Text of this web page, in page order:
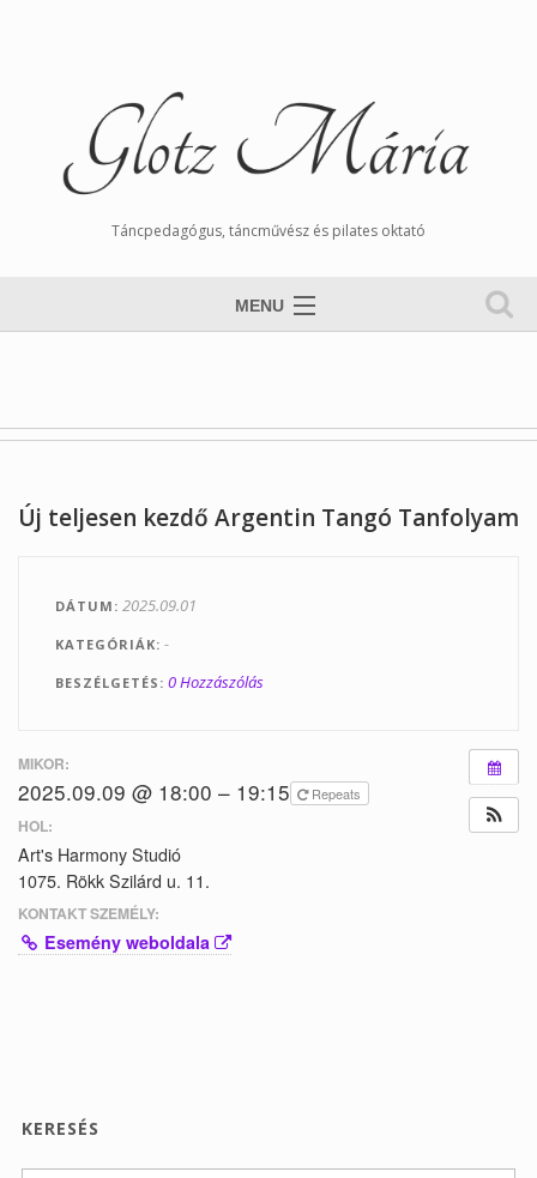
Táncpedagógus, táncművész és pilates oktató
MENU
Órarend
Munkáim
Kapcsolat
Új teljesen kezdő Argentin Tangó Tanfolyam
DÁTUM 2025.09.01
KATEGÓRIÁK -
BESZÉLGETÉS 0 Hozzászólás
MIKOR:
2025.09.09 @ 18:00 – 19:15 Repeats
HOL:
Art's Harmony Studió
1075. Rökk Szilárd u. 11.
KONTAKT SZEMÉLY:
Esemény weboldala
KERESÉS